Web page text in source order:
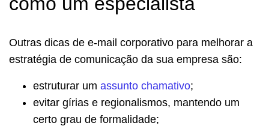
Outras dicas de e-mail corporativo para melhorar a
estratégia de comunicação da sua empresa são:
estruturar um assunto chamativo;
evitar gírias e regionalismos, mantendo um
certo grau de formalidade;